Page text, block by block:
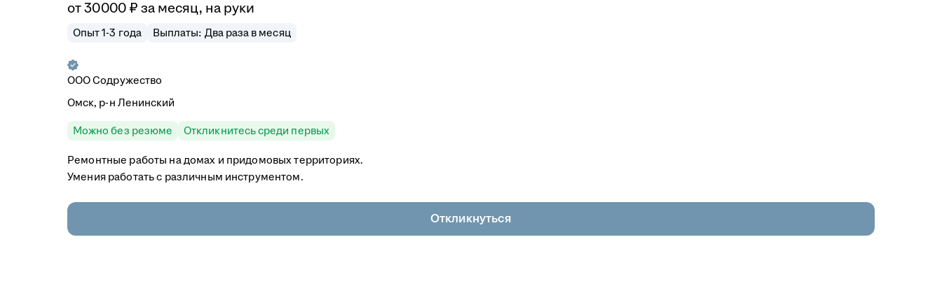
от30 000 ₽ за месяц, на руки
Опыт 1-3 года Выплаты: Два раза в месяц
ООО Содружество
Омск, р-н Ленинский
Можно без резюме Откликнитесь среди первых
Ремонтные работы на домах и придомовых территориях.
Умения работать с различным инструментом.
Откликнуться